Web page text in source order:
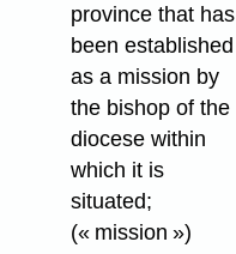
province that has
been established
as a mission by
the bishop of the
diocese within
which it is
situated;
(« mission »)